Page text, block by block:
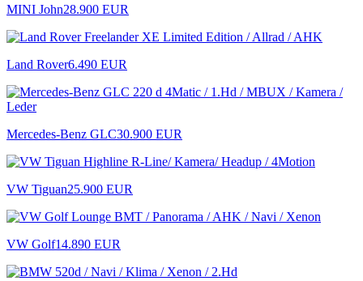
MINI John28.900 EUR
Land Rover6.490 EUR
Mercedes-Benz GLC30.900 EUR
VW Tiguan25.900 EUR
VW Golf14.890 EUR